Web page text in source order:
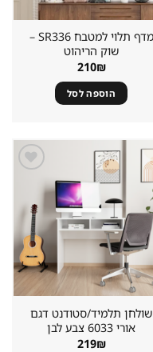
מדף תלוי למטבח SR336 –
שוק הריהוט
210₪
הוספה לסל
במועדפים
שולחן תלמיד/סטודנט דגם
אורי 6033 צבע לבן
219₪